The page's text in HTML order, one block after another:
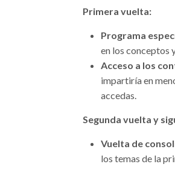
Primera vuelta:
Programa
en los conceptos
Acceso a los
impartiría en
accedas.
Segunda vuelta y
Vuelta de
los temas de la